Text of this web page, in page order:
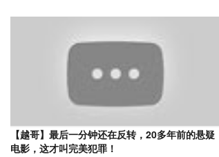
【越哥】最后一分钟还在反转，20多年前的悬疑
电影，这才叫完美犯罪！